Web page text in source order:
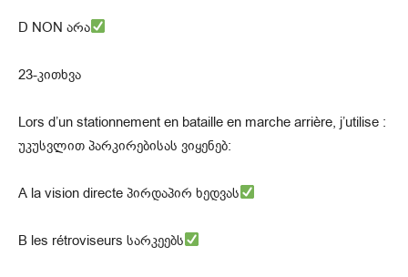
D NON არა
23-კითხვა
Lors d’un stationnement en bataille en marche arrière, j’utilise :
უკუსვლით პარკირებისას ვიყენებ:
A la vision directe პირდაპირ ხედვას
В les rétroviseurs სარკეებს